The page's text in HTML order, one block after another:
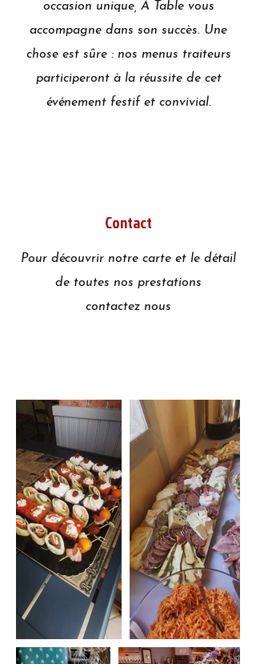
occasion unique, A Table vous
accompagne dans son succès. Une
chose est sûre : nos menus traiteurs
participeront à la réussite de cet
événement festif et convivial.
Contact
Pour découvrir notre carte et le détail
de toutes nos prestations
contactez nous